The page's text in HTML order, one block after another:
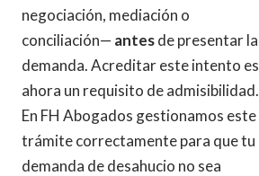
negociación, mediación o
conciliación— antesde presentar la
demanda. Acreditar este intento es
ahora un requisito de admisibilidad.
En FH Abogados gestionamos este
trámite correctamente para que tu
demanda de desahucio no sea